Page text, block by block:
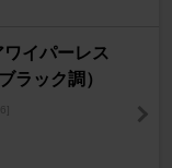
イパーレス
ラック調）